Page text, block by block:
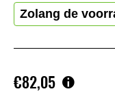
€82,05
Zolang de